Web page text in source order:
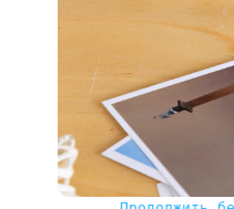
Не нашли Ваш
Мы